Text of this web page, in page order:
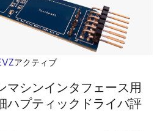
アクティブ
マシンインタフェース用
ハプティックドライバ評